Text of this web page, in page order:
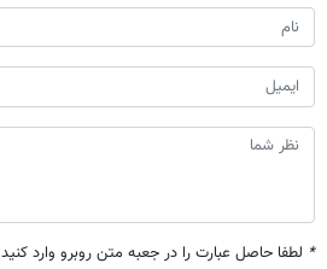
* لطفا حاصل عبارت را در جعبه متن روبرو وارد کنید